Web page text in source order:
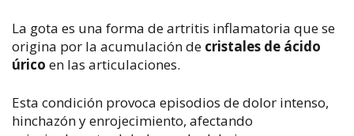
La gota es una forma de artritis inflamatoria que se
origina por la acumulación de cristales de ácido
úrico en las articulaciones.
Esta condición provoca episodios de dolor intenso,
hinchazón y enrojecimiento, afectando